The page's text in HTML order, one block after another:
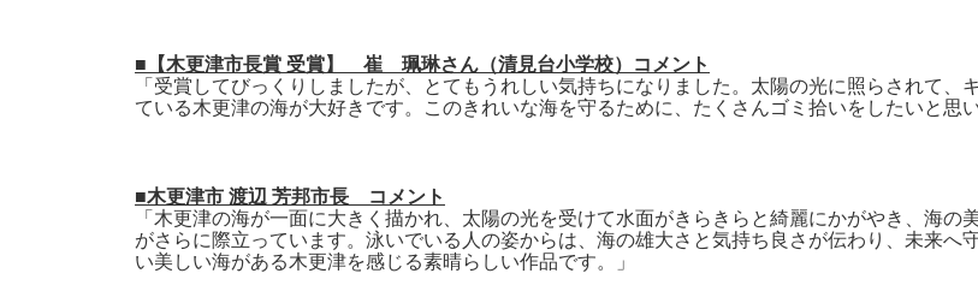
■【木更津市長賞 受賞】 崔 珮琳さん（清見台小学校）コメント
「受賞してびっくりしましたが、とてもうれしい気持ちになりました。太陽の光に照らされて
ている木更津の海が大好きです。このきれいな海を守るために、たくさんゴミ拾いをしたいと思い
■木更津市 渡辺 芳邦市長 コメント
「木更津の海が一面に大きく描かれ、太陽の光を受けて水面がきらきらと綺麗にかがやき、海の
がさらに際立っています。泳いでいる人の姿からは、海の雄大さと気持ち良さが伝わり、未来へ
い美しい海がある木更津を感じる素晴らしい作品です。」